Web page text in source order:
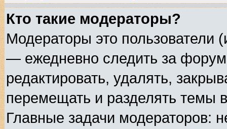
Кто такие модераторы?
Модераторы это пользователи
— ежедневно следить за
редактировать, удалять,
перемещать и разделять темы
Главные задачи модераторов: